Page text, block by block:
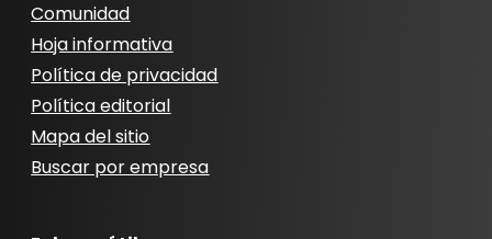
Comunidad
Hoja informativa
Política de privacidad
Política editorial
Mapa del sitio
Buscar por empresa